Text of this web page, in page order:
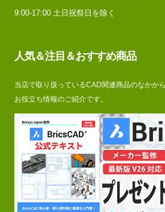
9:00-17:00 土日祝祭日を除く
人気＆注目＆おすすめ商品
当店で取り扱っているCAD関連商品のなかか
お役立ち情報のご紹介です。